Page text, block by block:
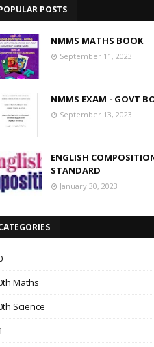
POSTS
NMMS MATHS BOOK
September 11, 2023
NMMS EXAM - GOVT
September 13, 2023
ENGLISH
STANDARD
January 30, 2023
Maths
Science